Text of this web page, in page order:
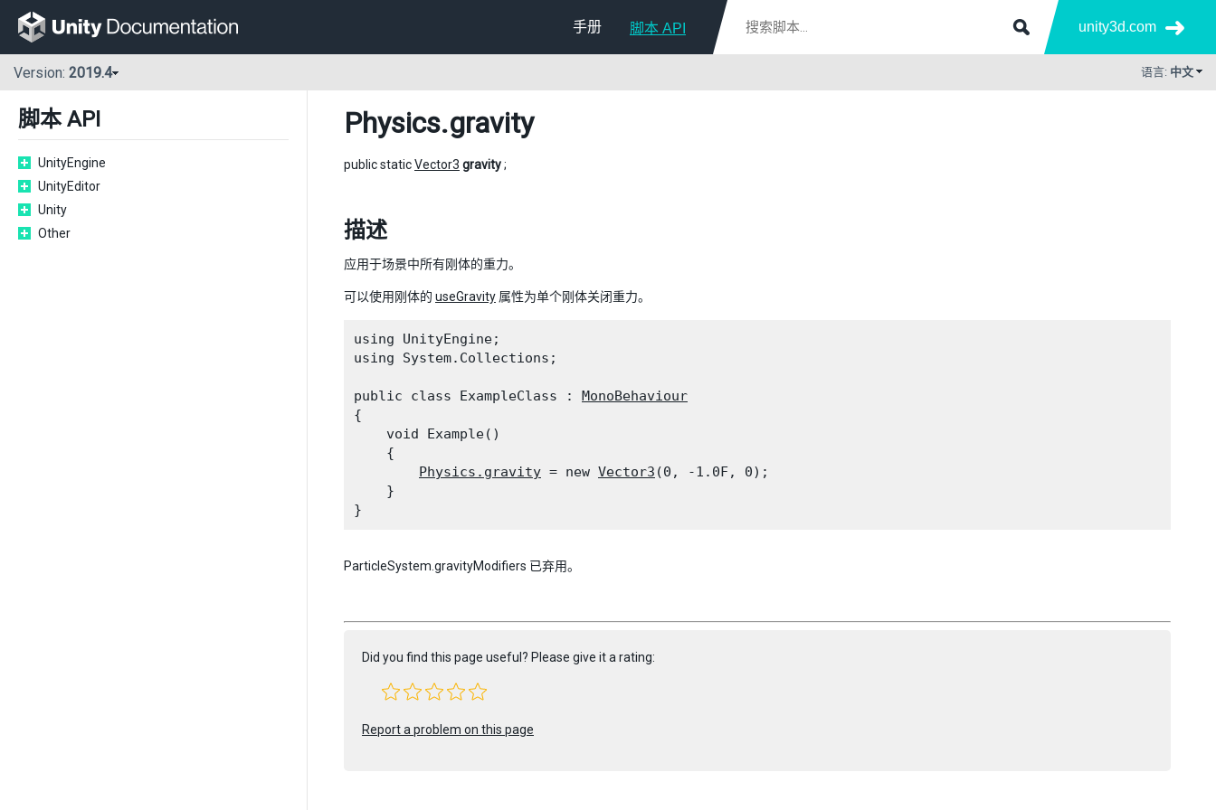
手册 脚本 API unity3d.com
Version: 2019.4 语言: 中文
脚本 API
UnityEngine
UnityEditor
Unity
Other
Physics.gravity
public staticVector3 gravity;
描述
应用于场景中所有刚体的重力。
可以使用刚体的 useGravity 属性为单个刚体关闭重力。
using UnityEngine;
using System.Collections;
public class ExampleClass : MonoBehaviour
{
    void Example()
    {
Physics.gravity = new Vector3 (0, -1.0F, 0);
    }
ParticleSystem.gravityModifiers 已弃用。
Did you find this page useful? Please give it a rating:
Report a problem on this page